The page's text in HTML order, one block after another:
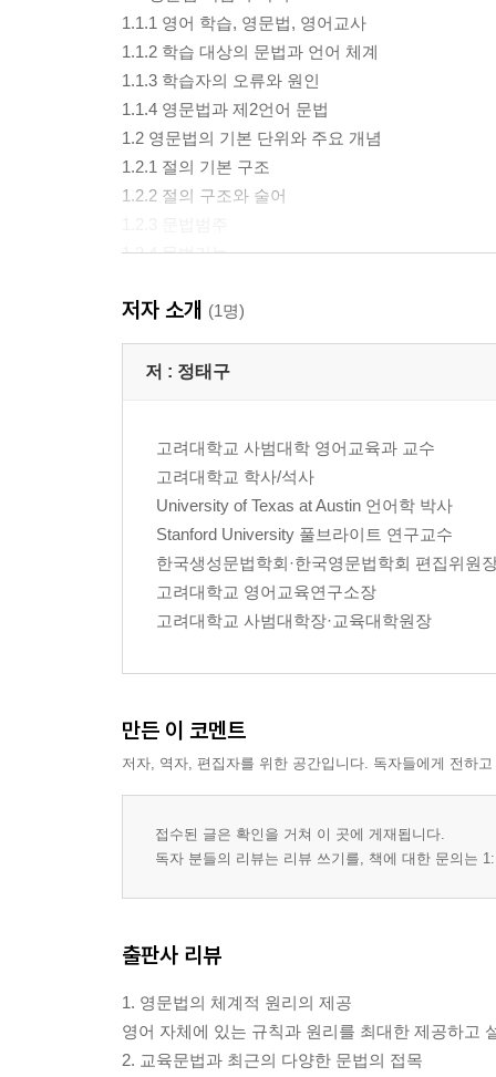
1.1.1 영어 학습, 영문법, 영어교사
1.1.2 학습 대상의 문법과 언어 체계
1.1.3 학습자의 오류와 원인
1.1.4 영문법과 제2언어 문법
1.2 영문법의 기본 단위와 주요 개념
1.2.1 절의 기본 구조
1.2.2 절의 구조와 술어
1.2.4 문법기능
1.3.1 술어의 의미와 통사적 구조
1.3.2 핵어, 보어, 부가어
1.4 주요 의미 개념
제2장 명사
2.0 영문법과 문법범주
2.0.1 문법범주의 역할
2.0.2 문법범주의 학습 순서
2.1 명사의 정의
2.2 명사의 종류
2.5.1 명사구의 요소
2.5.2 지정어, 보어, 부가어
2.5.3 명사구의 구조와 계층
2.5.4 명사구의 구조와 어순
2.6 학습 지도
3.1.1 지정어와 지시사
3.1.2 지시사의 의미와 용법
3.2 관사
저자 소개 (1명)
저 : 정태구
고려대학교 사범대학 영어교육과 교수
고려대학교 학사/석사
University of Texas at Austin 언어학 박사
Stanford University 풀브라이트 연구교수
한국생성문법학회·한국영문법학회 편집위원
고려대학교 영어교육연구소장
고려대학교 사범대학장·교육대학원장
만든 이 코멘트
저자, 역자, 편집자를 위한 공간입니다. 독자들에게 전하
접수된 글은 확인을 거쳐 이 곳에 게재됩니다.
독자 분들의 리뷰는 리뷰 쓰기를, 책에 대한 문의는
출판사 리뷰
1. 영문법의 체계적 원리의 제공
영어 자체에 있는 규칙과 원리를 최대한 제공하고
2. 교육문법과 최근의 다양한 문법의 접목